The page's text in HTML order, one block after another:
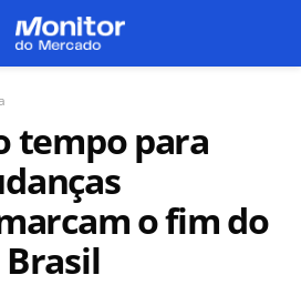
tempo para
o fim do